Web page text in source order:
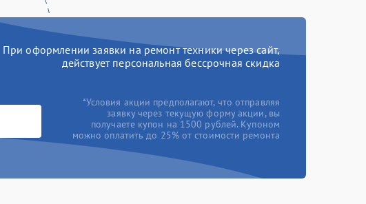
При оформлении заявки на ремонт техники через сайт,
действует персональная бессрочная скидка
*Условия акции предполагают, что отправляя
заявку через текущую форму акции, вы
получаете купон на 1500 рублей. Купоном
можно оплатить до 25% от стоимости ремонта